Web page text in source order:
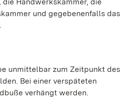
die Handwerkskammer, die
und gegebenenfalls das
unmittelbar zum Zeitpunkt des
Bei einer verspäteten
verhängt werden.